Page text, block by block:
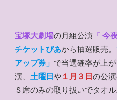
宝塚大劇場の月組公演 「 今
チケットぴあから抽選販売。
アップ券」 で当選確率が上
演、 土曜日や １月３日の公
Ｓ席のみの取り扱いでタオ